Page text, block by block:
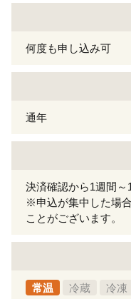
何度も申し込み可
通年
決済確認から1週間～
※申込が集中した場
ことがございます。
常温 冷蔵 冷凍